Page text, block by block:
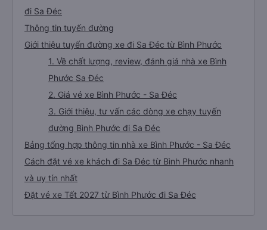
đi Sa Đéc
Thông tin tuyến đường
Giới thiệu tuyến đường xe đi Sa Đéc từ Bình Phước
1. Về chất lượng, review, đánh giá nhà xe Bình
Phước Sa Đéc
2. Giá vé xe Bình Phước - Sa Đéc
3. Giới thiệu, tư vấn các dòng xe chạy tuyến
đường Bình Phước đi Sa Đéc
Bảng tổng hợp thông tin nhà xe Bình Phước - Sa Đéc
Cách đặt vé xe khách đi Sa Đéc từ Bình Phước nhanh
và uy tín nhất
Đặt vé xe Tết 2027 từ Bình Phước đi Sa Đéc